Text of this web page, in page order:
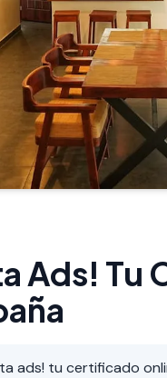
Ads!
ads! tu certificado